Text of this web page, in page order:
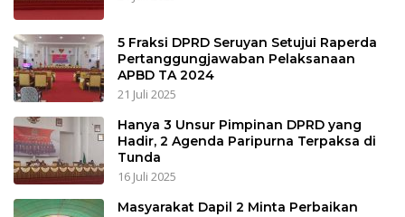
5 Fraksi DPRD Seruyan Setujui Raperda
Pertanggungjawaban Pelaksanaan
APBD TA 2024
21 Juli 2025
Hanya 3 Unsur Pimpinan DPRD yang
Hadir, 2 Agenda Paripurna Terpaksa di
Tunda
16 Juli 2025
Masyarakat Dapil 2 Minta Perbaikan